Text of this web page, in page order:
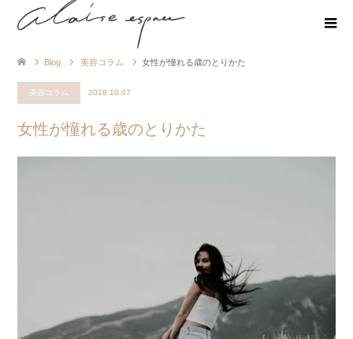
Blog 美容コラム 女性が憧れる歳のとりかた
美容コラム 2018.10.07
女性が憧れる歳のとりかた